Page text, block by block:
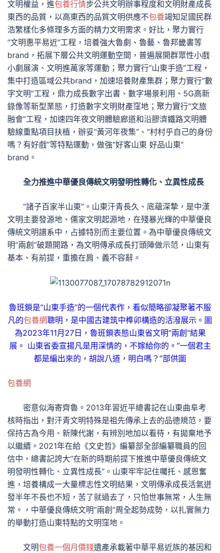
文明權益，進包養行情步公共文明辦事程度和文明財產成長
東西的品質，以高東西的品質文明供應不包養竭知足國民群
浩繁樣化多條理多方面的精力文明需求。好比，聚力實行
“文明惠平易近”工程，培養強大魯劇、魯藝、魯邦畿書等
brand，拓展下層公共文明運動空間，普遍展開群眾性小戲
小劇展演、文明進萬家等運動；聚力實行“山東手造”工程，
集中打造區域公共brand，加速培養財產集群；聚力實行“數
字文明”工程，鼎力成長數字出書、數字場景利用、5G高新
錄像等新型業態，打造數字文明財產窪地；聚力實行“文旅
融會”工程，加速四年夜文明體驗廊道和沿膠濟鐵路文明體
驗線重點項目扶植，辦妥“黃河年夜集”、“村村乎自己的身份
嗎？有好戲”等特點運動，做強“好客山東 好品山東”
brand。
全力推進中華優良傳統文明發明性轉化、立異性成長
“諸子百家半山東”。山東汗青長久、底蘊深摯，是中漢
文明主要發源地、儒家文明起源地，在殘暴光輝的中華優良
傳統文明譜系中，占據特別而主要位置。為中華優良傳統文
明“兩創”破題開路，為文明傳承成長打頭陣做示范，山東有
基本、有前提，重擔在肩、義不容辭。
魯班鎖是“山東手造”的一個代表作，看似簡略卻凝聚著不服
凡的包養網聰明，是中國古建筑中榫卯構造的活潑展示。圖
為2023年11月27日，魯班鎖表態山東省文明“兩創”結果
展。 山東省委宣揚凡是用深情的，不嫁給你的。”一個君主
都是編出來的，胡說八道，明白嗎？”部供圖
包養網
密意似海寄齊魯。2013年習近平總書記在山東曲阜考
核時指出，對汗青文明特殊是祖先傳承上去的品德規范，要
保持古為今用、新陳代謝，有辨別地加以看待，有拋棄地予
以繼續。2021年在給《文史哲》編纂部全部編纂職員的回
信中，總書記誇大“在新的時期前提下推進中華優良傳統文
明發明性轉化、立異性成長”。山東牢牢記住囑托、感恩奮
進，培養構成一大量標志性文明結果，文明傳承成長活氣迸
發半年不長也不短，苦了就過去了，只怕世事無常，人生無
常。，中華優良傳統文明“兩創”周全起勢成勢，以扎實無力
的舉動打造山東特點的文明窪地。
文明包養一個月價錢遺產承載著中華平易近族的基因和